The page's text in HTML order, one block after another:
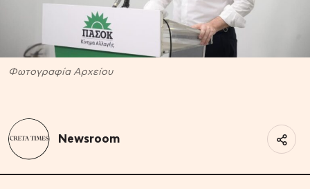
Φωτογραφία Αρχείου
Newsroom